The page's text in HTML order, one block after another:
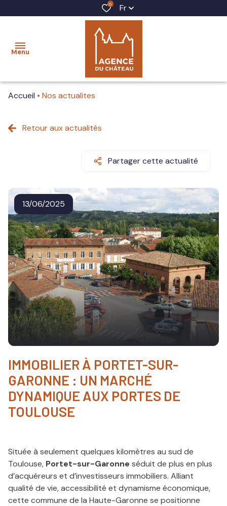
0 Fr
Menu
acheter
gestion
locative
actualités
recrutement
Accueil Nos actualites
Retour aux actualités
Partager cette actualité
13/06/2025
IMMOBILIER À PORTET-SUR-
GARONNE : UN MARCHÉ
DYNAMIQUE AUX PORTES DE
TOULOUSE
Située à seulement quelques kilomètres au sud de
Toulouse, Portet-sur-Garonne séduit de plus en plus
d’acquéreurs et d’investisseurs immobiliers. Alliant
qualité de vie, accessibilité et dynamisme économique,
cette commune de la Haute-Garonne se positionne